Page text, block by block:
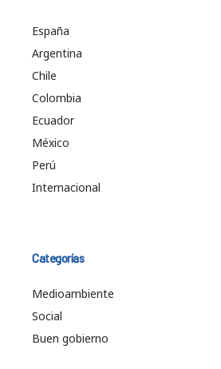
España
Argentina
Chile
Colombia
Ecuador
México
Perú
Internacional
Categorías
Medioambiente
Social
Buen gobierno